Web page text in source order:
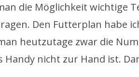
die Möglichkeit wichtige
Den Futterplan habe
heutzutage zwar die
nicht zur Hand ist.